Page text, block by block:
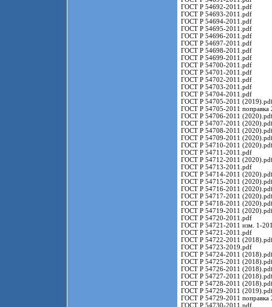
ГОСТ Р 54692-2011.pdf
ГОСТ Р 54693-2011.pdf
ГОСТ Р 54694-2011.pdf
ГОСТ Р 54695-2011.pdf
ГОСТ Р 54696-2011.pdf
ГОСТ Р 54697-2011.pdf
ГОСТ Р 54698-2011.pdf
ГОСТ Р 54699-2011.pdf
ГОСТ Р 54700-2011.pdf
ГОСТ Р 54701-2011.pdf
ГОСТ Р 54702-2011.pdf
ГОСТ Р 54703-2011.pdf
ГОСТ Р 54704-2011.pdf
ГОСТ Р 54705-2011
ГОСТ Р 54705-2011 поправка
ГОСТ Р 54706-2011
ГОСТ Р 54707-2011
ГОСТ Р 54708-2011
ГОСТ Р 54709-2011
ГОСТ Р 54710-2011
ГОСТ Р 54711-2011.pdf
ГОСТ Р 54712-2011
ГОСТ Р 54713-2011.pdf
ГОСТ Р 54714-2011
ГОСТ Р 54715-2011
ГОСТ Р 54716-2011
ГОСТ Р 54717-2011
ГОСТ Р 54718-2011
ГОСТ Р 54719-2011
ГОСТ Р 54720-2011.pdf
ГОСТ Р 54721-2011 изм. 1-
ГОСТ Р 54721-2011.pdf
ГОСТ Р 54722-2011
ГОСТ Р 54723-2019.pdf
ГОСТ Р 54724-2011
ГОСТ Р 54725-2011
ГОСТ Р 54726-2011
ГОСТ Р 54727-2011
ГОСТ Р 54728-2011
ГОСТ Р 54729-2011
ГОСТ Р 54729-2011 поправка
ГОСТ Р 54730-2011.pdf